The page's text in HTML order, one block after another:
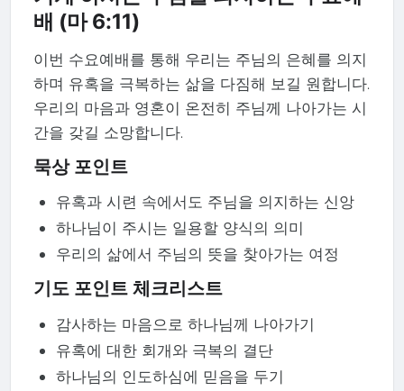
배 (마 6:11)
이번 수요예배를 통해 우리는 주님의 은혜를 의지
하며 유혹을 극복하는 삶을 다짐해 보길 원합니다.
우리의 마음과 영혼이 온전히 주님께 나아가는 시
간을 갖길 소망합니다.
묵상 포인트
유혹과 시련 속에서도 주님을 의지하는 신앙
하나님이 주시는 일용할 양식의 의미
우리의 삶에서 주님의 뜻을 찾아가는 여정
기도 포인트 체크리스트
감사하는 마음으로 하나님께 나아가기
유혹에 대한 회개와 극복의 결단
하나님의 인도하심에 믿음을 두기